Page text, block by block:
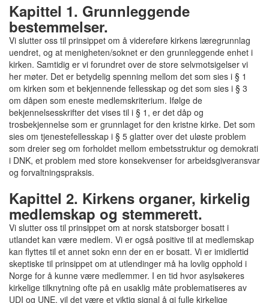
Kapittel 1. Grunnleggende
bestemmelser.
Vi slutter oss til prinsippet om å videreføre kirkens læregrunnlag
uendret, og at menigheten/soknet er den grunnleggende enhet i
kirken. Samtidig er vi forundret over de store selvmotsigelser vi
her møter. Det er betydelig spenning mellom det som sies i § 1
om kirken som et bekjennende fellesskap og det som sies i § 3
om dåpen som eneste medlemskriterium. Ifølge de
bekjennelsesskrifter det vises til i § 1, er det dåp og
trosbekjennelse som er grunnlaget for den kristne kirke. Det som
sies om tjenestefellesskap i § 5 glatter over det uløste problem
som dreier seg om forholdet mellom embetsstruktur og demokrati
i DNK, et problem med store konsekvenser for arbeidsgiveransvar
og forvaltningspraksis.
Kapittel 2. Kirkens organer, kirkelig
medlemskap og stemmerett.
Vi slutter oss til prinsippet om at norsk statsborger bosatt i
utlandet kan være medlem. Vi er også positive til at medlemskap
kan flyttes til et annet sokn enn der en er bosatt. Vi er imidlertid
skeptiske til prinsippet om at utlendinger må ha lovlig opphold i
Norge for å kunne være medlemmer. I en tid hvor asylsøkeres
kirkelige tilknytning ofte på en usaklig måte problematiseres av
UDI og UNE, vil det være et viktig signal å gi fulle kirkelige